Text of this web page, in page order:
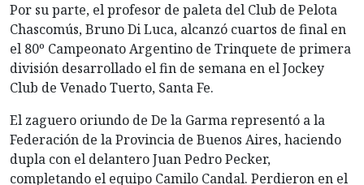
Por su parte, el profesor de paleta del Club de Pelota
Chascomús, Bruno Di Luca, alcanzó cuartos de final en
el 80º Campeonato Argentino de Trinquete de primera
división desarrollado el fin de semana en el Jockey
Club de Venado Tuerto, Santa Fe.
El zaguero oriundo de De la Garma representó a la
Federación de la Provincia de Buenos Aires, haciendo
dupla con el delantero Juan Pedro Pecker,
completando el equipo Camilo Candal. Perdieron en el